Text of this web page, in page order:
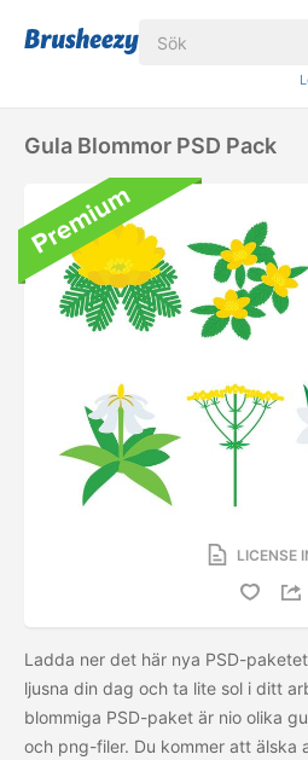
Gula Blommor PSD Pack
LICENSE
Ladda ner det här nya PSD-
ljusna din dag och ta lite sol i ditt
blommiga PSD-paket är nio olika
och png-filer. Du kommer att älska